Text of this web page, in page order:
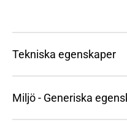
Tekniska egenskaper
Miljö - Generiska